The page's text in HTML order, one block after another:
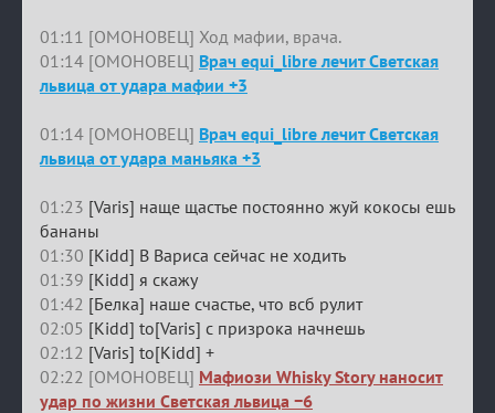
01:11 [ОМОНОВЕЦ] Ход мафии, врача.
01:14 [ОМОНОВЕЦ] Врач equi_libre лечит Светская
львица от удара мафии +3
01:14 [ОМОНОВЕЦ] Врач equi_libre лечит Светская
львица от удара маньяка +3
01:23 [Varis] наще щастье постоянно жуй кокосы ешь
бананы
01:30 [Kidd] В Вариса сейчас не ходить
01:39 [Kidd] я скажу
01:42 [Белка] наше счастье, что всб рулит
02:05 [Kidd] to[Varis] с призрока начнешь
02:12 [Varis] to[Kidd] +
02:22 [ОМОНОВЕЦ] Мафиози Whisky Story наносит
удар по жизни Светская львица −6